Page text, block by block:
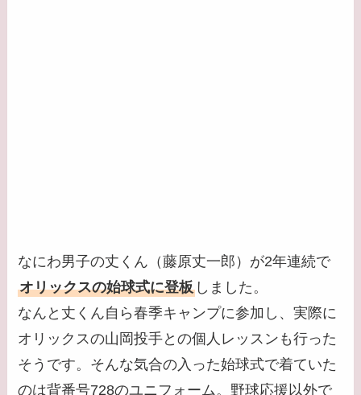
なにわ男子の丈くん（藤原丈一郎）が2年連続で
オリックスの始球式に登板 しました。
なんと丈くん自ら春季キャンプに参加し、実際に
オリックスの山岡投手との個人レッスンも行った
そうです。そんな気合の入った始球式で着ていた
のは背番号728のユニフォーム。野球応援以外で